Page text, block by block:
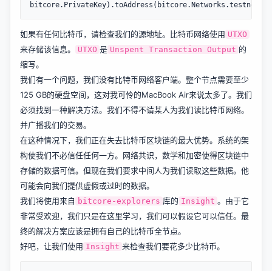
如果有任何比特币，请检查我们的源地址。比特币网络使用 UTXO
来存储该信息。 UTXO 是 Unspent Transaction Output 的
缩写。
我们有一个问题，我们没有比特币网络客户端。整个节点需要至少
125 GB的硬盘空间，这对我可怜的MacBook Air来说太多了。我们
必须找到一种解决方法。我们不得不请某人为我们读比特币网络。
并广播我们的交易。
在这种情况下，我们正在失去比特币区块链的最大优势。系统的架
构使我们不必信任任何一方。网络共识，数学和加密使得区块链中
存储的数据可信。但现在我们要求中间人为我们读取这些数据。他
可能会向我们提供虚假或过时的数据。
我们将使用来自 bitcore-explorers 库的 Insight 。由于它
非常受欢迎，我们只是在这里学习，我们可以假设它可以信任。最
终的解决方案应该是拥有自己的比特币全节点。
好吧，让我们使用 Insight 来检查我们要花多少比特币。